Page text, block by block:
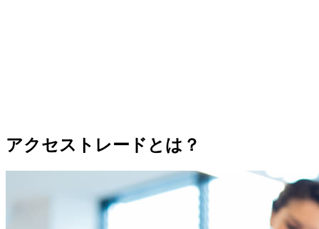
アクセストレードとは？